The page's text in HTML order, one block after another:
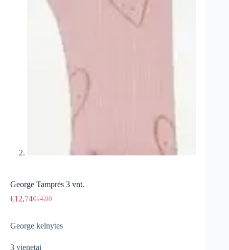
George Tamprės 3 vnt.
€14,99
Original
was:
€14,99.
€12,74Current
is:
€12,74.
George kelnytes
3 vienetai